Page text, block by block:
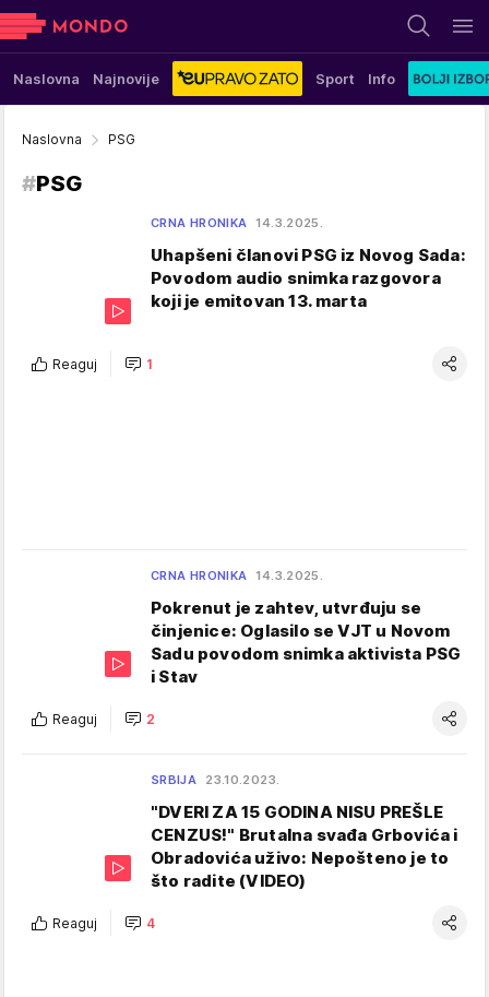
Naslovna Najnovije Sport Info
Naslovna PSG
#PSG
CRNA HRONIKA 14.3.2025.
Uhapšeni članovi PSG iz Novog Sada:
Povodom audio snimka razgovora
koji je emitovan 13. marta
Reaguj 1
CRNA HRONIKA 14.3.2025.
Pokrenut je zahtev, utvrđuju se
činjenice: Oglasilo se VJT u Novom
Sadu povodom snimka aktivista PSG
i Stav
Reaguj 2
SRBIJA 23.10.2023.
"DVERI ZA 15 GODINA NISU PREŠLE
CENZUS!" Brutalna svađa Grbovića i
Obradovića uživo: Nepošteno je to
što radite (VIDEO)
Reaguj 4